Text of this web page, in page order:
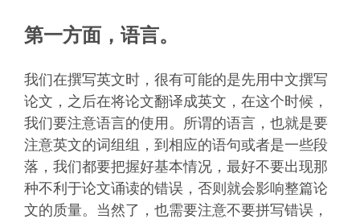
第一方面，语言。
我们在撰写英文时，很有可能的是先用中文撰写
论文，之后在将论文翻译成英文，在这个时候，
我们要注意语言的使用。所谓的语言，也就是要
注意英文的词组组，到相应的语句或者是一些段
落，我们都要把握好基本情况，最好不要出现那
种不利于论文诵读的错误，否则就会影响整篇论
文的质量。当然了，也需要注意不要拼写错误，